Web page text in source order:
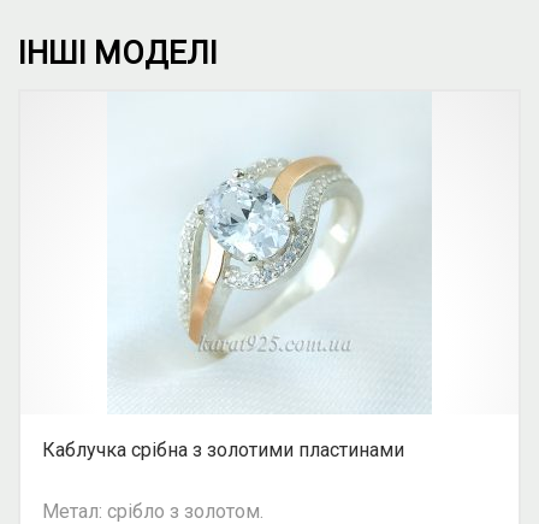
ІНШІ МОДЕЛІ
Каблучка срібна з золотими пластинами
Метал: срібло з золотом.